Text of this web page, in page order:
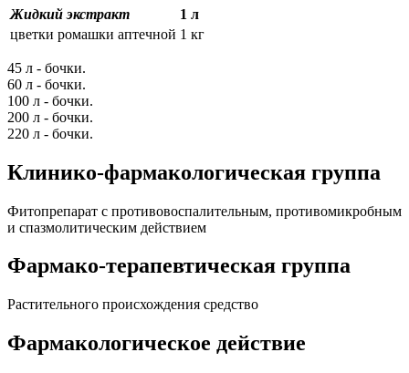
Жидкий экстракт
1 л
цветки ромашки аптечной 1 кг
45 л - бочки.
60 л - бочки.
100 л - бочки.
200 л - бочки.
220 л - бочки.
Клинико-фармакологическая группа
Фитопрепарат с противовоспалительным, противомикробным
и спазмолитическим действием
Фармако-терапевтическая группа
Растительного происхождения средство
Фармакологическое действие